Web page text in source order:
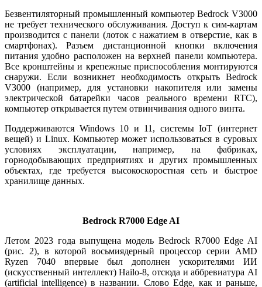
Безвентиляторный промышленный компьютер Bedrock V3000
не требует технического обслуживания. Доступ к сим-картам
производится с панели (лоток с нажатием в отверстие, как в
смартфонах). Разъем дистанционной кнопки включения
питания удобно расположен на верхней панели компьютера.
Все кронштейны и крепежные приспособления монтируются
снаружи. Если возникнет необходимость открыть Bedrock
V3000 (например, для установки накопителя или замены
электрической батарейки часов реального времени RTC),
компьютер открывается путем отвинчивания одного винта.
Поддерживаются Windows 10 и 11, системы IoT (интернет
вещей) и Linux. Компьютер может использоваться в суровых
условиях эксплуатации, например, на фабриках,
горнодобывающих предприятиях и других промышленных
объектах, где требуется высокоскоростная сеть и быстрое
хранилище данных.
Bedrock R7000 Edge AI
Летом 2023 года выпущена модель Bedrock R7000 Edge AI
(рис. 2), в которой восьмиядерный процессор серии AMD
Ryzen 7040 впервые был дополнен ускорителями ИИ
(искусственный интеллект) Hailo‑8, отсюда и аббревиатура AI
(artificial intelligence) в названии. Слово Edge, как и раньше,